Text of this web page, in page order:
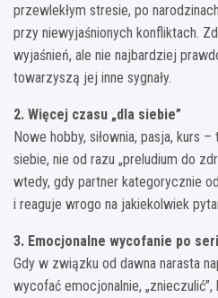
przewlekłym stresie, po
przy niewyjaśnionych konfliktach.
wyjaśnień, ale nie najbardziej
towarzyszą jej inne sygnały.
2. Więcej czasu „dla siebie”
Nowe hobby, siłownia, pasja, kurs
siebie, nie od razu „preludium do
wtedy, gdy partner kategorycznie
i reaguje wrogo na jakiekolwiek
3. Emocjonalne wycofanie po
Gdy w związku od dawna narasta
wycofać emocjonalnie,